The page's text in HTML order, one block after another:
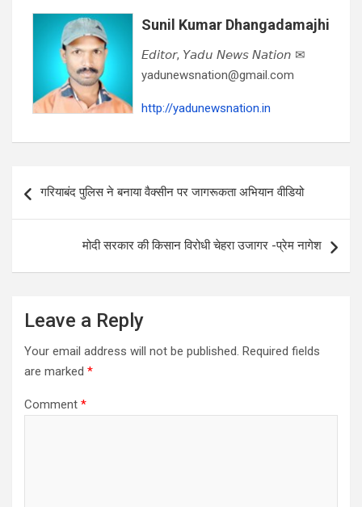
Sunil Kumar Dhangadamajhi
𝘌𝘥𝘪𝘵𝘰𝘳, 𝘠𝘢𝘥𝘶 𝘕𝘦𝘸𝘴 𝘕𝘢𝘵𝘪𝘰𝘯 ✉
yadunewsnation@gmail.com
http://yadunewsnation.in
navigation
गरियाबंद पुलिस ने बनाया वैक्सीन पर जागरूकता अभियान वीडियो
मोदी सरकार की किसान विरोधी चेहरा उजागर -प्रेम नागेश
Leave a Reply
Your email address will not be published. Required fields
are marked *
Comment *